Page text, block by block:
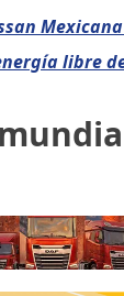
libre